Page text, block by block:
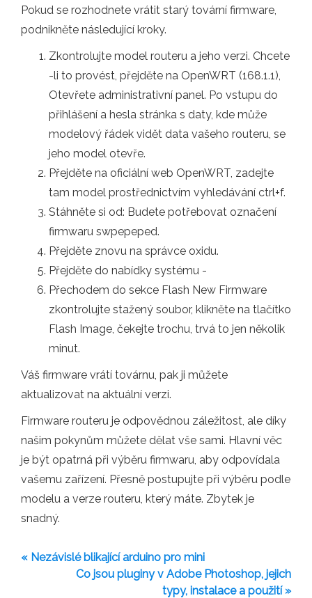
Pokud se rozhodnete vrátit starý tovární firmware,
podnikněte následující kroky.
Zkontrolujte model routeru a jeho verzi. Chcete
-li to provést, přejděte na OpenWRT (168.1.1),
Otevřete administrativní panel. Po vstupu do
přihlášení a hesla stránka s daty, kde může
modelový řádek vidět data vašeho routeru, se
jeho model otevře.
Přejděte na oficiální web OpenWRT, zadejte
tam model prostřednictvím vyhledávání ctrl+f.
Stáhněte si od: Budete potřebovat označení
firmwaru swpepeped.
Přejděte znovu na správce oxidu.
Přejděte do nabídky systému -
Přechodem do sekce Flash New Firmware
zkontrolujte stažený soubor, klikněte na tlačítko
Flash Image, čekejte trochu, trvá to jen několik
minut.
Váš firmware vrátí továrnu, pak ji můžete
aktualizovat na aktuální verzi.
Firmware routeru je odpovědnou záležitost, ale díky
našim pokynům můžete dělat vše sami. Hlavní věc
je být opatrná při výběru firmwaru, aby odpovídala
vašemu zařízení. Přesně postupujte při výběru podle
modelu a verze routeru, který máte. Zbytek je
snadný.
« Nezávislé blikající arduino pro mini
Co jsou pluginy v Adobe Photoshop, jejich
typy, instalace a použití »